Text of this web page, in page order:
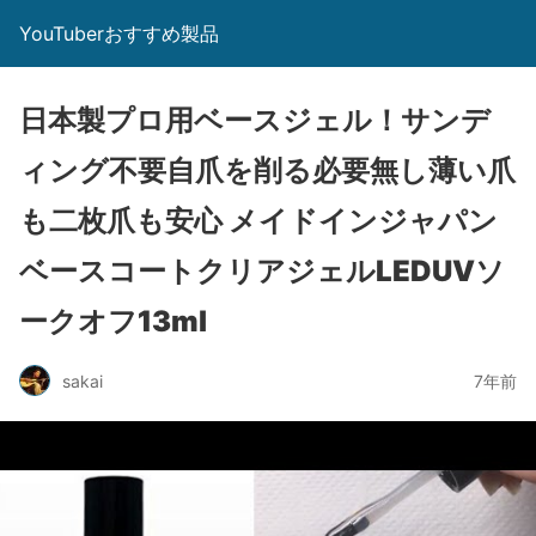
YouTuberおすすめ製品
日本製プロ用ベースジェル！サンデ
ィング不要自爪を削る必要無し薄い爪
も二枚爪も安心 メイドインジャパン
ベースコートクリアジェルLEDUVソ
ークオフ13ml
sakai 7年前